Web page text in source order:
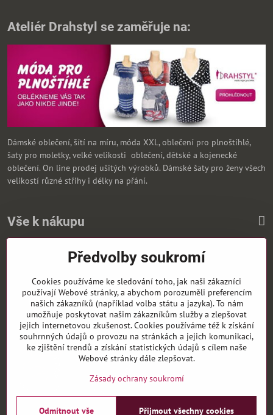
Ateliér Drahstyl se zaměřuje na:
Dámské oblečení, šítí na míru, móda XXL, oblečení pro plnoštíhlé,
šaty pro moletky, velké velikosti oblečení, dětské a kojenecké
oblečení. On line prodej ušitých výrobků. Dámské šaty pro ženy všech
velikostí různé střihy i délky na přání.
Vše k nákupu
Zasíláme i na SlovenskoPředvolby soukromí
Cookies používáme ke sledování toho, jak naši zákazníci
používají Webové stránky, a abychom porozuměli preferencím
našich zákazníků (například volba státu a jazyka). To nám
umožňuje poskytovat našim zákazníkům služby a zlepšovat
jejich internetovou zkušenost. Cookies používáme též k získání
souhrnných údajů o provozu na stránkách a jejich komunikaci,
ke zjištění trendů a získání statistických údajů s cílem naše
Webové stránky dále zlepšovat.
Zásady ochrany soukromí
Přijmout všechny cookies
Odmítnout vše